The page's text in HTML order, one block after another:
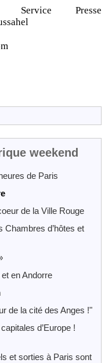
Service Presse
weekend
de Paris
de la Ville Rouge
Chambres d’hôtes et
en Andorre
de la cité des Anges !"
d’Europe !
et sorties à Paris sont